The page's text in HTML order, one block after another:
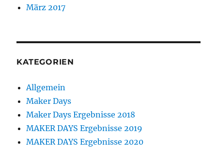
März 2017
KATEGORIEN
Allgemein
Maker Days
Maker Days Ergebnisse 2018
MAKER DAYS Ergebnisse 2019
MAKER DAYS Ergebnisse 2020